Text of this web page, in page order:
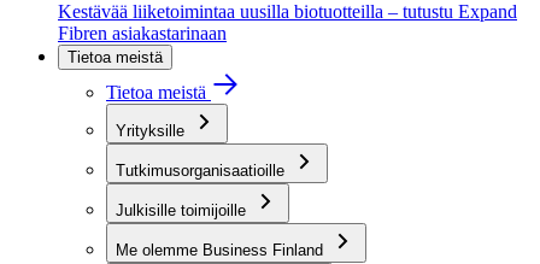
Kestävää liiketoimintaa uusilla biotuotteilla – tutustu Expand
Fibren asiakastarinaan
Tietoa meistä
Tietoa meistä
Yrityksille
Tutkimusorganisaatioille
Julkisille toimijoille
Me olemme Business Finland